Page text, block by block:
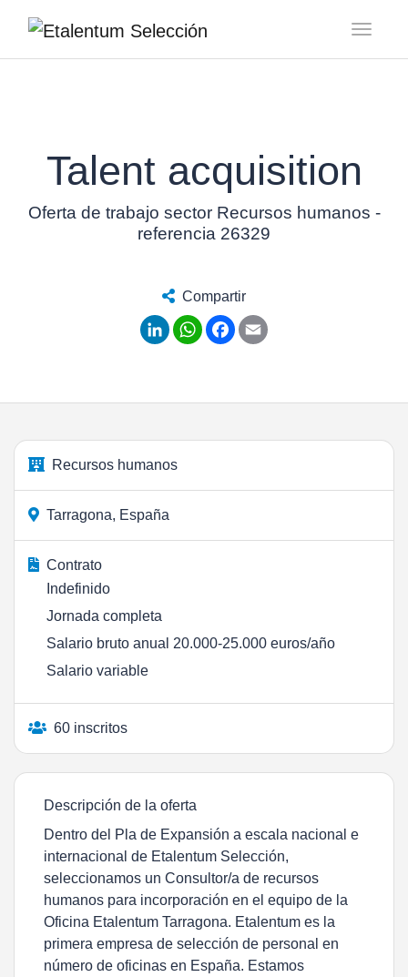
Talent acquisition
Oferta de trabajo sector Recursos humanos -
referencia 26329
Compartir
LinkedInWhatsApp
Facebook
Recursos humanos
Tarragona, España
Contrato
Indefinido
Jornada completa
Salario bruto anual 20.000-25.000 euros/año
Salario variable
60 inscritos
Descripción de la oferta
Dentro del Pla de Expansión a escala nacional e
internacional de Etalentum Selección,
seleccionamos un Consultor/a de recursos
humanos para incorporación en el equipo de la
Oficina Etalentum Tarragona. Etalentum es la
primera empresa de selección de personal en
número de oficinas en España. Estamos